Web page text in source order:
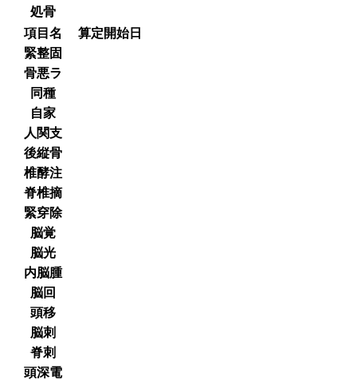
処骨
項目名
算定開始日
緊整固
骨悪ラ
同種
自家
人関支
後縦骨
椎酵注
脊椎摘
緊穿除
脳覚
脳光
内脳腫
脳回
頭移
脳刺
脊刺
頭深電